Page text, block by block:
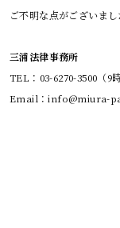
ご不明な点がございまし
三浦法律事務所
TEL：03-6270-3500（9
Email：info@miura-